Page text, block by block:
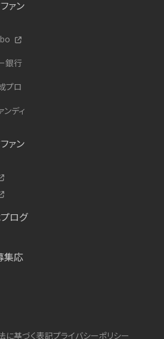
ァン
銀行
プロ
ンディ
ァン
ログ
集応
に基づく表記プライバシーポリシー